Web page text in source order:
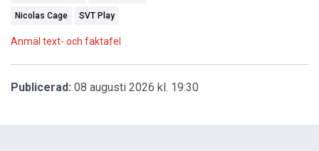
Nicolas Cage SVT Play
Anmäl text- och faktafel
Publicerad: 08 augusti 2026 kl. 19:30